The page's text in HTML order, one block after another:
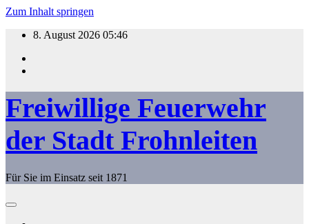
Zum Inhalt springen
8. August 2026 05:46
Freiwillige Feuerwehr
der Stadt Frohnleiten
Für Sie im Einsatz seit 1871